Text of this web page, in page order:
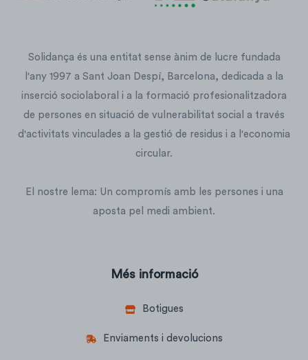
Solidança és una entitat sense ànim de lucre fundada
l'any 1997 a Sant Joan Despí, Barcelona, dedicada a la
inserció sociolaboral i a la formació profesionalitzadora
de persones en situació de vulnerabilitat social a través
d'activitats vinculades a la gestió de residus i a l'economia
circular.
El nostre lema: Un compromís amb les persones i una
aposta pel medi ambient.
Més informació
Botigues
Enviaments i devolucions